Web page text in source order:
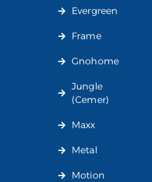
Evergreen
Frame
Gnohome
Jungle
(Cemer)
Maxx
Metal
Motion